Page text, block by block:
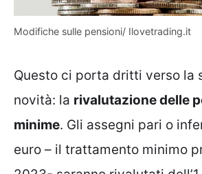
Modifiche sulle pensioni/ Ilovetrading.it
Questo ci porta dritti verso la
novità: la rivalutazione delle
minime. Gli assegni pari o
euro – il trattamento minimo